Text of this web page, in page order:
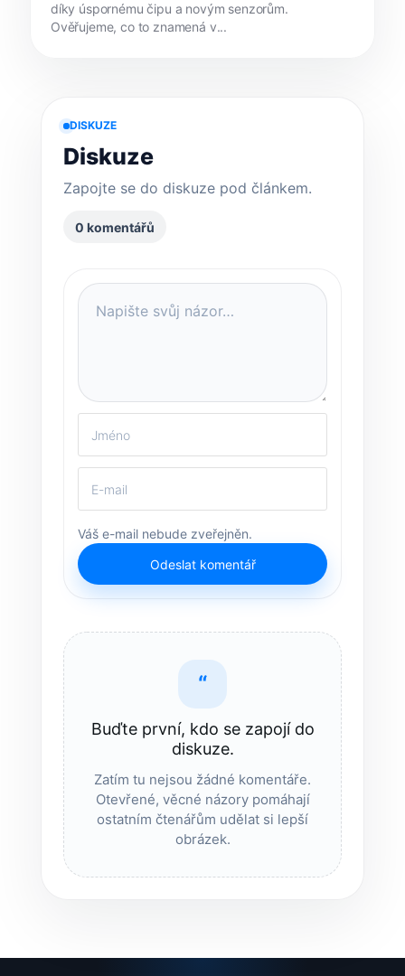
díky úspornému čipu a novým senzorům.
Ověřujeme, co to znamená v...
DISKUZE
Diskuze
Zapojte se do diskuze pod článkem.
0 komentářů
Váš e-mail nebude zveřejněn.
Odeslat komentář
“
Buďte první, kdo se zapojí do
diskuze.
Zatím tu nejsou žádné komentáře.
Otevřené, věcné názory pomáhají
ostatním čtenářům udělat si lepší
obrázek.